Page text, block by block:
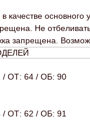
качестве
Не
запрещена.
/ ОТ: 64 / ОБ: 90
/ ОТ: 62 / ОБ: 91